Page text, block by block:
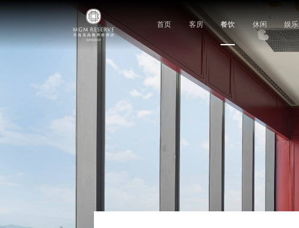
首页 客房 餐饮 休闲 娱乐